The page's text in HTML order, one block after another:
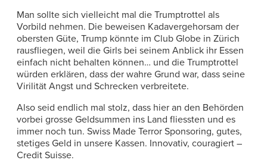
Man sollte sich vielleicht mal die Trumptrottel als
Vorbild nehmen. Die beweisen Kadavergehorsam der
obersten Güte, Trump könnte im Club Globe in Zürich
rausfliegen, weil die Girls bei seinem Anblick ihr Essen
einfach nicht behalten können… und die Trumptrottel
würden erklären, dass der wahre Grund war, dass seine
Virilität Angst und Schrecken verbreitete.
Also seid endlich mal stolz, dass hier an den Behörden
vorbei grosse Geldsummen ins Land fliessten und es
immer noch tun. Swiss Made Terror Sponsoring, gutes,
stetiges Geld in unsere Kassen. Innovativ, couragiert –
Credit Suisse.